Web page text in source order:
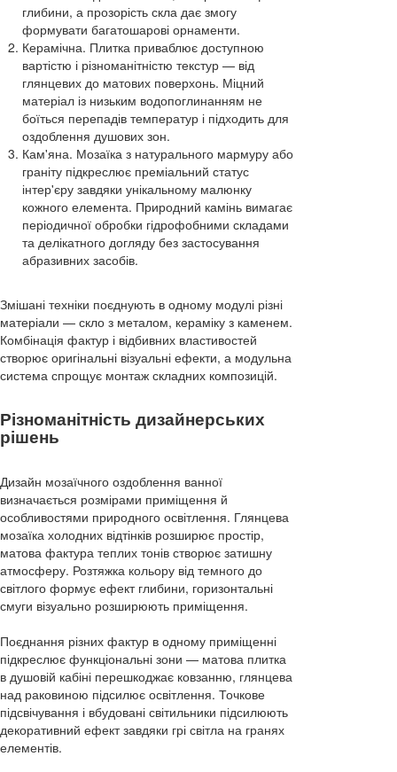
глибини, а прозорість скла дає змогу
формувати багатошарові орнаменти.
Керамічна. Плитка приваблює доступною
вартістю і різноманітністю текстур — від
глянцевих до матових поверхонь. Міцний
матеріал із низьким водопоглинанням не
боїться перепадів температур і підходить для
оздоблення душових зон.
Кам'яна. Мозаїка з натурального мармуру або
граніту підкреслює преміальний статус
інтер'єру завдяки унікальному малюнку
кожного елемента. Природний камінь вимагає
періодичної обробки гідрофобними складами
та делікатного догляду без застосування
абразивних засобів.
Змішані техніки поєднують в одному модулі різні
матеріали — скло з металом, кераміку з каменем.
Комбінація фактур і відбивних властивостей
створює оригінальні візуальні ефекти, а модульна
система спрощує монтаж складних композицій.
Різноманітність дизайнерських
рішень
Дизайн мозаїчного оздоблення ванної
визначається розмірами приміщення й
особливостями природного освітлення. Глянцева
мозаїка холодних відтінків розширює простір,
матова фактура теплих тонів створює затишну
атмосферу. Розтяжка кольору від темного до
світлого формує ефект глибини, горизонтальні
смуги візуально розширюють приміщення.
Поєднання різних фактур в одному приміщенні
підкреслює функціональні зони — матова плитка
в душовій кабіні перешкоджає ковзанню, глянцева
над раковиною підсилює освітлення. Точкове
підсвічування і вбудовані світильники підсилюють
декоративний ефект завдяки грі світла на гранях
елементів.